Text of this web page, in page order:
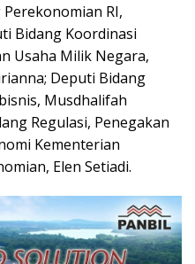
RI,
Bidang Koordinasi
Usaha Milik Negara,
Deputi Bidang
Musdhalifah
Regulasi, Penegakan
Kementerian
Elen Setiadi.